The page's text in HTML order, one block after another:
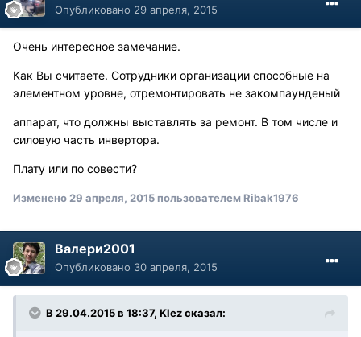
Опубликовано 29 апреля, 2015
Очень интересное замечание.
Как Вы считаете. Сотрудники организации способные на
элементном уровне, отремонтировать не закомпаунденый
аппарат, что должны выставлять за ремонт. В том числе и
силовую часть инвертора.
Плату или по совести?
Изменено 29 апреля, 2015пользователем Ribak1976
Валери2001
Опубликовано 30 апреля, 2015
В 29.04.2015 в 18:37, Klez сказал: